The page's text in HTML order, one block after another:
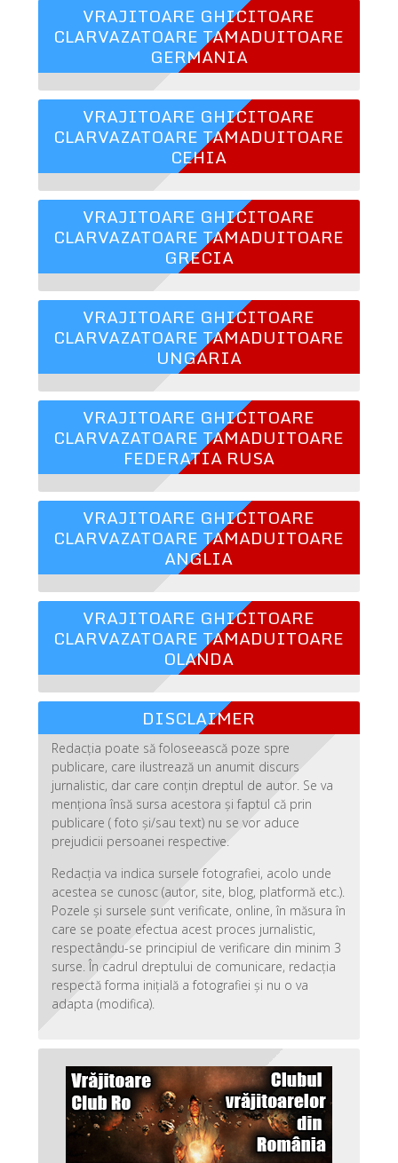
VRAJITOARE GHICITOARE
CLARVAZATOARE TAMADUITOARE
GERMANIA
VRAJITOARE GHICITOARE
CLARVAZATOARE TAMADUITOARE
CEHIA
VRAJITOARE GHICITOARE
CLARVAZATOARE TAMADUITOARE
GRECIA
VRAJITOARE GHICITOARE
CLARVAZATOARE TAMADUITOARE
UNGARIA
VRAJITOARE GHICITOARE
CLARVAZATOARE TAMADUITOARE
FEDERATIA RUSA
VRAJITOARE GHICITOARE
CLARVAZATOARE TAMADUITOARE
ANGLIA
VRAJITOARE GHICITOARE
CLARVAZATOARE TAMADUITOARE
OLANDA
DISCLAIMER
Redacția poate să foloseească poze spre
publicare, care ilustrează un anumit discurs
jurnalistic, dar care conțin dreptul de autor. Se va
menționa însă sursa acestora și faptul că prin
publicare ( foto și/sau text) nu se vor aduce
prejudicii persoanei respective.
Redacția va indica sursele fotografiei, acolo unde
acestea se cunosc (autor, site, blog, platformă etc.).
Pozele și sursele sunt verificate, online, în măsura în
care se poate efectua acest proces jurnalistic,
respectându-se principiul de verificare din minim 3
surse. În cadrul dreptului de comunicare, redacția
respectă forma inițială a fotografiei și nu o va
adapta (modifica).